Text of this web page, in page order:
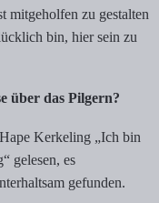
mitgeholfen zu gestalten
bin, hier sein zu
über das Pilgern?
Kerkeling „Ich bin
gelesen, es
gefunden.